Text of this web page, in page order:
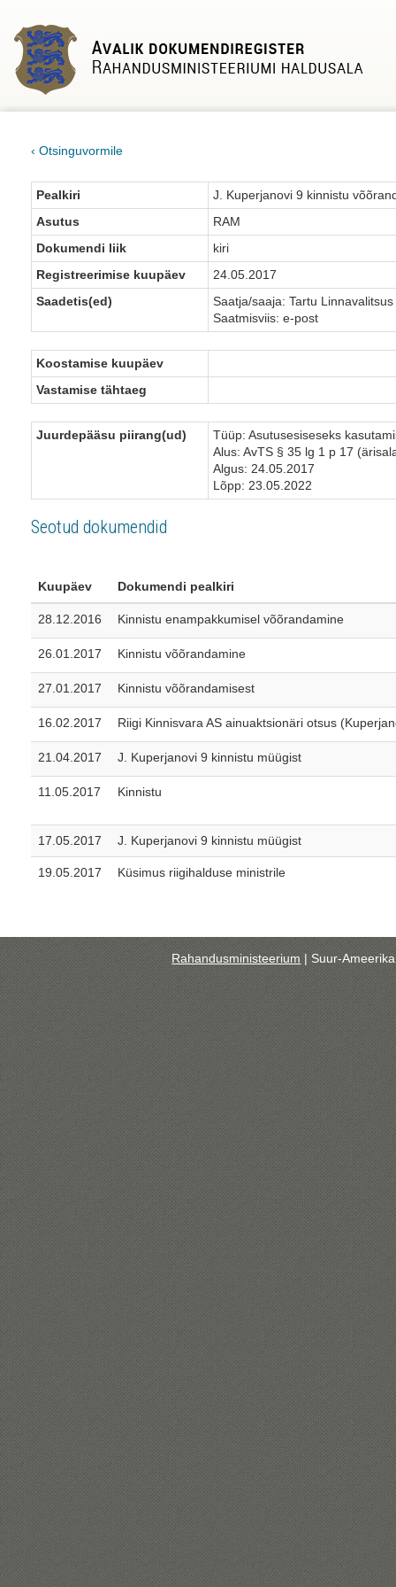
‹ Otsinguvormile
Pealkiri
J. Kuperjanovi 9 kinnistu
Asutus
RAM
Dokumendi liik
kiri
Registreerimise kuupäev
24.05.2017
Saadetis(ed)
Saatja/saaja: Tartu Linnavalitsus
Saatmisviis: e-post
Koostamise kuupäev
Vastamise tähtaeg
Juurdepääsu piirang(ud)
Tüüp: Asutusesiseseks
Alus: AvTS § 35 lg 1 p 17
Algus: 24.05.2017
Lõpp: 23.05.2022
Seotud dokumendid
Kuupäev Dokumendi pealkiri
28.12.2016 Kinnistu enampakkumisel võõrandamine
26.01.2017 Kinnistu võõrandamine
27.01.2017 Kinnistu võõrandamisest
16.02.2017 Riigi Kinnisvara AS ainuaktsionäri otsus
21.04.2017 J. Kuperjanovi 9 kinnistu müügist
11.05.2017 Kinnistu
17.05.2017 J. Kuperjanovi 9 kinnistu müügist
19.05.2017 Küsimus riigihalduse ministrile
Rahandusministeerium| Suur-